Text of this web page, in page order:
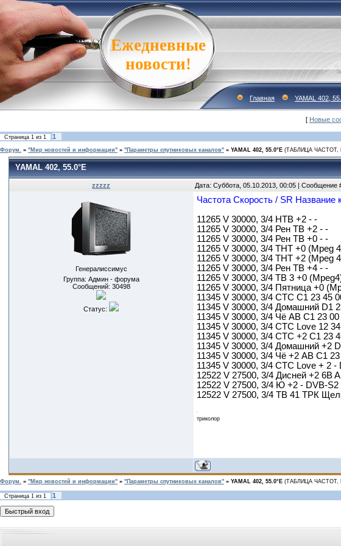
Ежедневные
новости!
Главная YAMAL 402,
[ Новые
Страница 1 из 1 1
Форум. » "Мир новостей и информации" » "Параметры спутниковых каналов" » YAMAL 402, 55.0°E (ТАБЛИЦА ЧАСТОТ,
YAMAL 402, 55.0°E
zzzzz Дата: Суббота, 05.10.2013, 00:05 | Сообщение
Генералиссимус
Группа: Админ - форума
Сообщений: 30498
Статус:
Частота Скорость / SR
11265 V 30000, 3/4 НТВ +2 - -
11265 V 30000, 3/4 Рен ТВ +2 - -
11265 V 30000, 3/4 Рен ТВ +0 - -
11265 V 30000, 3/4 ТНТ +0 (Mpeg
11265 V 30000, 3/4 ТНТ +2 (Mpeg
11265 V 30000, 3/4 Рен ТВ +4 - -
11265 V 30000, 3/4 ТВ 3 +0
11265 V 30000, 3/4 Пятница +0
11345 V 30000, 3/4 СТС C1 23 45
11345 V 30000, 3/4 Домашний D1
11345 V 30000, 3/4 Чё AB C1 23
11345 V 30000, 3/4 СТС Love 12
11345 V 30000, 3/4 СТС +2 C1 23
11345 V 30000, 3/4 Домашний +2
11345 V 30000, 3/4 Чё +2 AB C1
11345 V 30000, 3/4 СТС Love + 2 -
12522 V 27500, 3/4 Дисней +2 6B
12522 V 27500, 3/4 Ю +2 - DVB-S2
12522 V 27500, 3/4 ТВ 41 ТРК
триколор
Форум. » "Мир новостей и информации" » "Параметры спутниковых каналов" » YAMAL 402, 55.0°E (ТАБЛИЦА ЧАСТОТ,
Страница 1 из 1
1